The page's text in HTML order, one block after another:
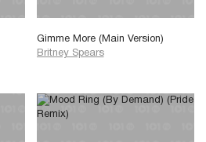
Gimme More (Main Version)
Britney Spears